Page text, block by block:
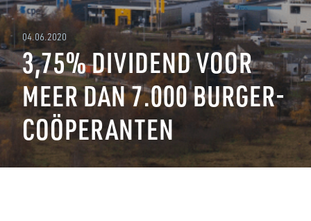
04.06.2020
3,75% DIVIDEND VOOR
MEER DAN 7.000 BURGER-
COÖPERANTEN